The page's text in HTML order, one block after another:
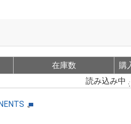
在庫数
購
読み込み中